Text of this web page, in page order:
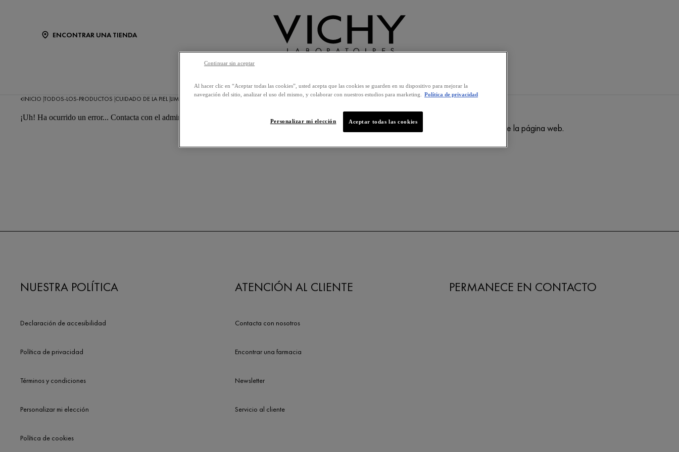
ENCONTRAR UNA TIENDA
INICIO TODOS-LOS-PRODUCTOS CUIDADO DE LA PIEL LIMPIADORES Y TÓNICOS FACIALESTENDENCIA A LAS IMPERFECCIONESNORMADERM - PURIFYING PORE-TIGHTENING LOTION
¡Uh! Ha ocurrido un error... Contacta con el administrador del sistema para más detalles.
Las opiniones se publican después de su moderación, siempre que cumplan los avisos legales de la página web.
NUESTRA POLÍTICA
Declaración de accesibilidad
Política de privacidad
Términos y condiciones
Personalizar mi elección
Política de cookies
ATENCIÓN AL CLIENTE
Contacta con nosotros
Encontrar una farmacia
Newsletter
Servicio al cliente
PERMANECE EN CONTACTO
Al hacer clic en “Aceptar todas las cookies”, usted acepta que las cookies se guarden en su dispositivo para mejorar la
navegación del sitio, analizar el uso del mismo, y colaborar con nuestros estudios para marketing.
Política de privacidad
Aceptar todas las cookies
Personalizar mi elección
Continuar sin aceptar